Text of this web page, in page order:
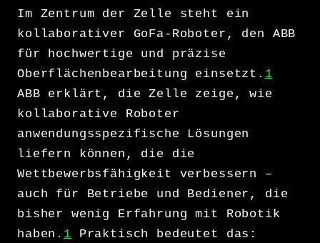
Im Zentrum der Zelle steht ein
kollaborativer GoFa-Roboter, den ABB
für hochwertige und präzise
Oberflächenbearbeitung einsetzt. 1
ABB erklärt, die Zelle zeige, wie
kollaborative Roboter
anwendungsspezifische Lösungen
liefern können, die die
Wettbewerbsfähigkeit verbessern –
auch für Betriebe und Bediener, die
bisher wenig Erfahrung mit Robotik
haben. 1 Praktisch bedeutet das: